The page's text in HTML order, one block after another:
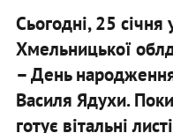
Сьогодні, 25 січня
Хмельницької
– День
Василя Ядухи.
готує вітальні